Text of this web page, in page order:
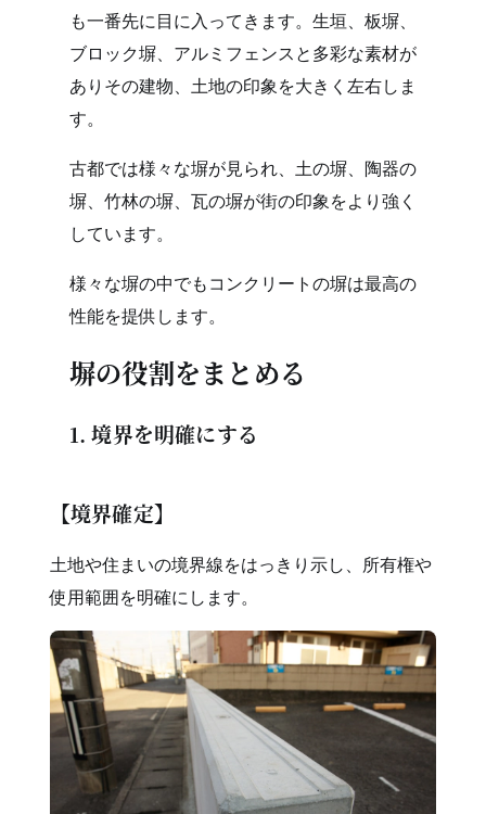
も一番先に目に入ってきます。生垣、板塀、
ブロック塀、アルミフェンスと多彩な素材が
ありその建物、土地の印象を大きく左右しま
す。
古都では様々な塀が見られ、土の塀、陶器の
塀、竹林の塀、瓦の塀が街の印象をより強く
しています。
様々な塀の中でもコンクリートの塀は最高の
性能を提供します。
塀の役割をまとめる
1. 境界を明確にする
【境界確定】
土地や住まいの境界線をはっきり示し、所有権や
使用範囲を明確にします。